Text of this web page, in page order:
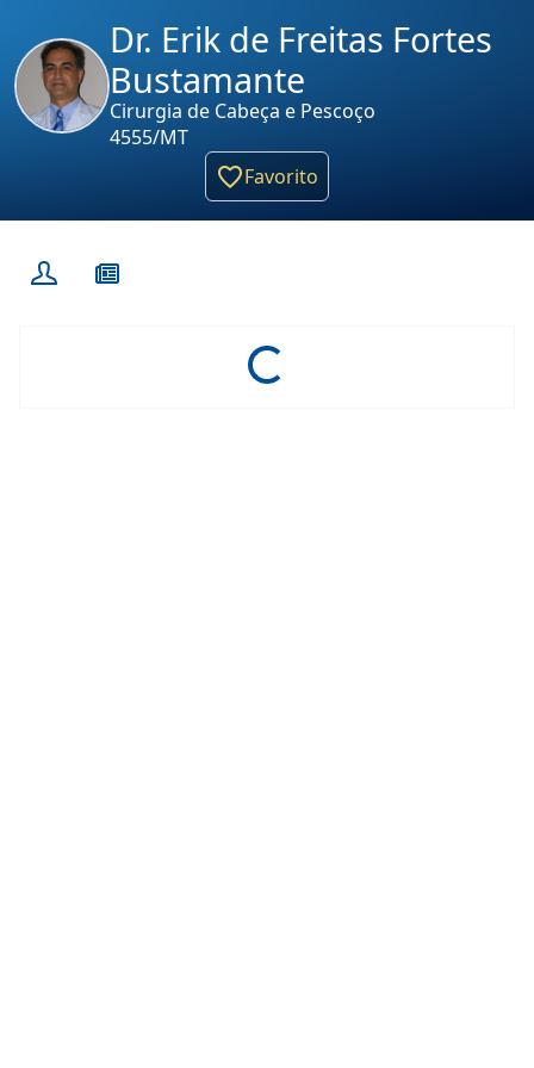
Dr. Erik de Freitas Fortes
Bustamante
Cirurgia de Cabeça e Pescoço
4555/MT
Favorito
Loading...